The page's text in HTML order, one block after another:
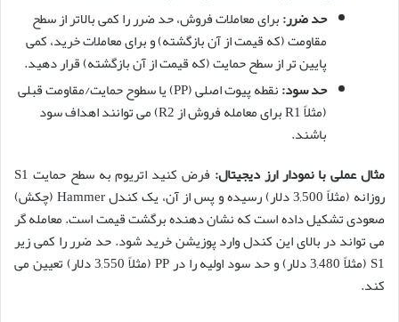
حد ضرر:برای معاملات فروش، حد ضرر را کمی بالاتر از سطح
مقاومت (که قیمت از آن بازگشته) و برای معاملات خرید، کمی
پایین تر از سطح حمایت (که قیمت از آن بازگشته) قرار دهید.
حد سود:
نقطه پیوت اصلی (PP) یا سطوح حمایت/مقاومت قبلی
(مثلاً R1 برای معامله فروش از R2) می توانند اهداف سود
باشند.
مثال عملی با نمودار ارز دیجیتال:
فرض کنید اتریوم به سطح حمایت S1
روزانه (مثلاً 3,500 دلار) رسیده و پس از آن، یک کندل Hammer (چکش)
صعودی تشکیل داده است که نشان دهنده برگشت قیمت است. معامله گر
می تواند در بالای این کندل وارد پوزیشن خرید شود. حد ضرر را کمی زیر
S1 (مثلاً 3,480 دلار) و حد سود اولیه را در PP (مثلاً 3,550 دلار) تعیین می
کند.